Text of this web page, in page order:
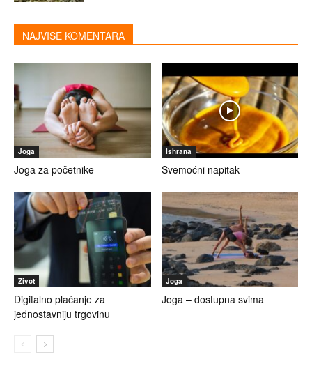
NAJVIŠE KOMENTARA
Joga
Joga za početnike
Ishrana
Svemoćni napitak
Život
Digitalno plaćanje za
jednostavniju trgovinu
Joga
Joga – dostupna svima